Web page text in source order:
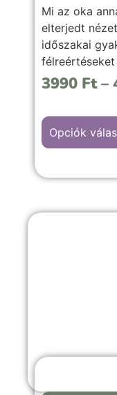
Mi az oka
elterjedt
időszakai
hoznak?
késéseket,
vagy
3990 Ft –
Opciók